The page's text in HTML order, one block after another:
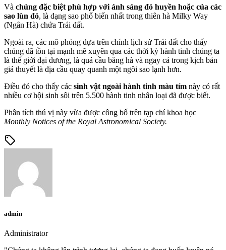
Và chúng đặc biệt phù hợp với ánh sáng đỏ huyền hoặc của các
sao lùn đỏ, là dạng sao phổ biến nhất trong thiên hà Milky Way
(Ngân Hà) chứa Trái đất.
Ngoài ra, các mô phỏng dựa trên chính lịch sử Trái đất cho thấy
chúng đã tồn tại mạnh mẽ xuyên qua các thời kỳ hành tinh chúng ta
là thế giới đại dương, là quả cầu băng hà và ngay cả trong kịch bản
giả thuyết là địa cầu quay quanh một ngôi sao lạnh hơn.
Điều đó cho thấy các sinh vật ngoài hành tinh màu tím này có rất
nhiều cơ hội sinh sôi trên 5.500 hành tinh nhân loại đã được biết.
Phân tích thú vị này vừa được công bố trên tạp chí khoa học
Monthly Notices of the Royal Astronomical Society.
sell
admin
Administrator